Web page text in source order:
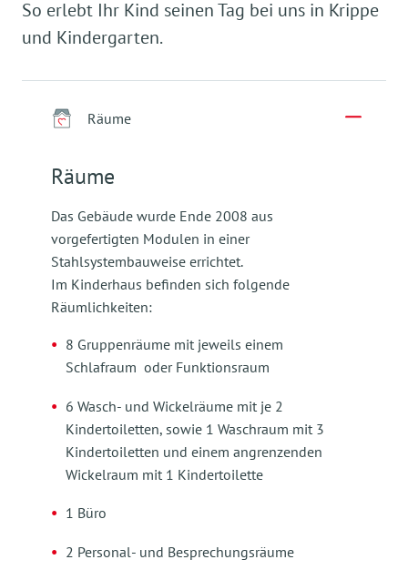
So erlebt Ihr Kind seinen Tag bei uns in Krippe
und Kindergarten.
Räume
Räume
Das Gebäude wurde Ende 2008 aus
vorgefertigten Modulen in einer
Stahlsystembauweise errichtet.
Im Kinderhaus befinden sich folgende
Räumlichkeiten:
8 Gruppenräume mit jeweils einem
Schlafraum oder Funktionsraum
6 Wasch- und Wickelräume mit je 2
Kindertoiletten, sowie 1 Waschraum mit 3
Kindertoiletten und einem angrenzenden
Wickelraum mit 1 Kindertoilette
1 Büro
2 Personal- und Besprechungsräume